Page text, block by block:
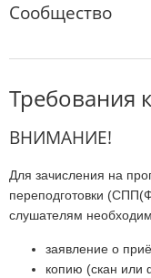
Сообщество
Требования
ВНИМАНИЕ!
Для зачисления на
переподготовки
слушателям
заявление о
копию (скан или